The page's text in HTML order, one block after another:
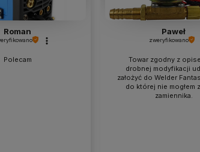
Roman
Polecam
Paweł
zweryfikowano
Towar zgodny z
drobnej modyfikacji
założyć do Welder
do której nie mogłem
zamiennika.